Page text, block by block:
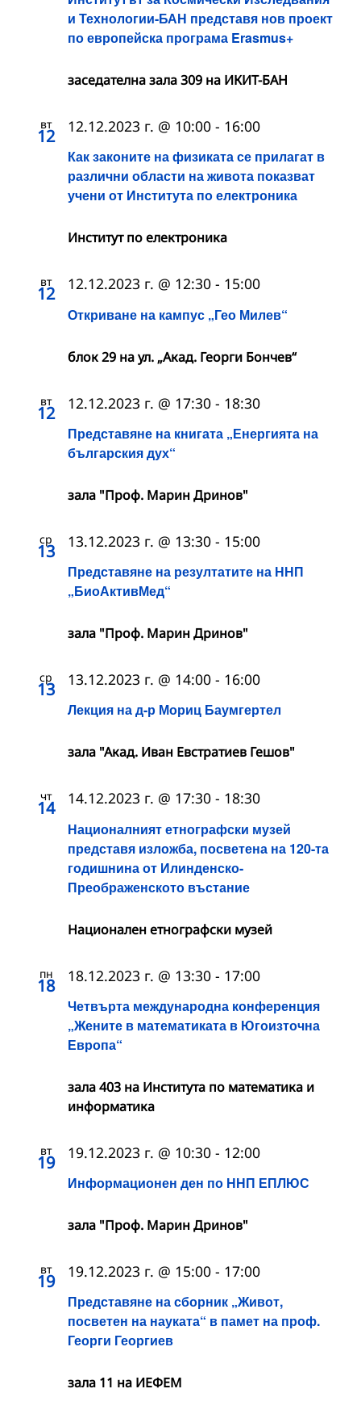
и Технологии-БАН представя нов проект
по европейска програма Erasmus+
заседателна зала 309 на ИКИТ-БАН
вт
12
Как законите на физиката се прилагат в
различни области на живота показват
учени от Института по електроника
12.12.2023 г. @ 10:00 - 16:00
Институт по електроника
вт
12
Откриване на кампус „Гео Милев“
12.12.2023 г. @ 12:30 - 15:00
блок 29 на ул. „Акад. Георги Бончев“
вт
12
Представяне на книгата „Енергията на
българския дух“
12.12.2023 г. @ 17:30 - 18:30
зала "Проф. Марин Дринов"
ср
13
Представяне на резултатите на ННП
„БиоАктивМед“
13.12.2023 г. @ 13:30 - 15:00
зала "Проф. Марин Дринов"
ср
13
Лекция на д-р Мориц Баумгертел
13.12.2023 г. @ 14:00 - 16:00
зала "Акад. Иван Евстратиев Гешов"
чт
14
Националният етнографски музей
представя изложба, посветена на 120-та
годишнина от Илинденско-
Преображенското въстание
14.12.2023 г. @ 17:30 - 18:30
Националeн етнографски музей
пн
18
Четвърта международна конференция
„Жените в математиката в Югоизточна
Европа“
18.12.2023 г. @ 13:30 - 17:00
зала 403 на Института по математика и
информатика
вт
19
Информационен ден по ННП ЕПЛЮС
19.12.2023 г. @ 10:30 - 12:00
зала "Проф. Марин Дринов"
вт
19
Представяне на сборник „Живот,
посветен на науката“ в памет на проф.
Георги Георгиев
19.12.2023 г. @ 15:00 - 17:00
зала 11 на ИЕФЕМ